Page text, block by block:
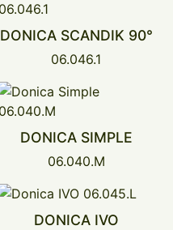
DONICA SCANDIK 90°
06.046.1
DONICA SIMPLE
06.040.M
DONICA IVO